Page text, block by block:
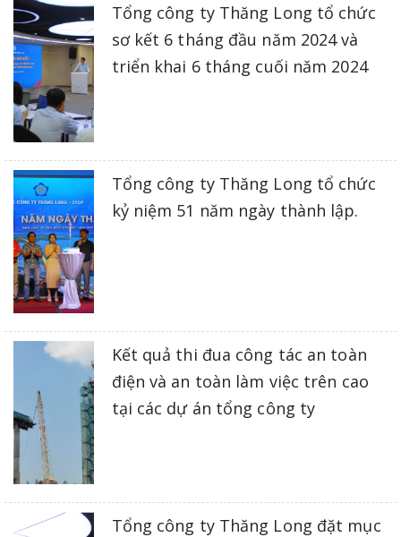
Tổng công ty Thăng Long tổ chức
sơ kết 6 tháng đầu năm 2024 và
triển khai 6 tháng cuối năm 2024
Tổng công ty Thăng Long tổ chức
kỷ niệm 51 năm ngày thành lập.
Kết quả thi đua công tác an toàn
điện và an toàn làm việc trên cao
tại các dự án tổng công ty
Tổng công ty Thăng Long đặt mục